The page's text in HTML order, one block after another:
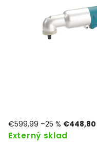
€599,99 –25 % €448,80
Externý sklad